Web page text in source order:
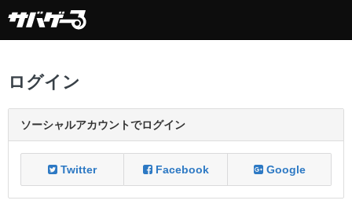
ログイン
ソーシャルアカウントでログイン
Twitter Facebook Google